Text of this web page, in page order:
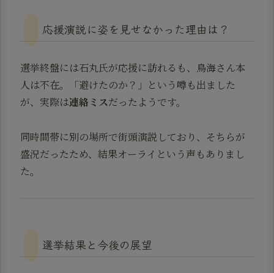
応援演説に姿を見せなかった理由は？
選挙終盤には石丸氏が応援に訪れるも、鳥海さん本
人は不在。「避けたのか？」という噂も出ました
が、実際は連絡ミスだったようです。
同時間帯に別の場所で街頭演説しており、そちらが
盛況だったため、結果オーライという声もありまし
た。
選挙結果と今後の展望